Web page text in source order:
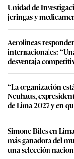
Unidad de
jeringas y
Aerolíneas
internacionales:
desventaja
“La organización
Neuhaus,
de Lima 2027 y en
Simone Biles en
más ganadora del
una selección